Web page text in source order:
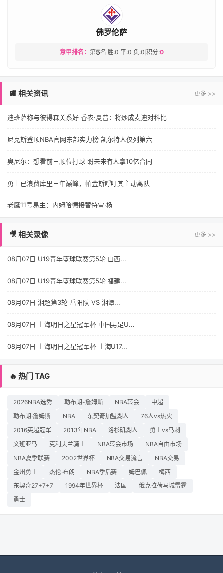
佛罗伦萨
意甲排名： 第5名 胜:0 平:0 负:0 积分:0
📰 相关资讯 更多 >>
迪班萨称与彼得森关系好 香农·夏普：将炒成麦迪对科比
尼克斯登顶NBA官网东部实力榜 凯尔特人仅列第六
奥尼尔：想看前三顺位打球 盼未来有人拿10亿合同
勇士已浪费库里三年巅峰，帕金斯呼吁其主动离队
老鹰11号易主：内姆哈德接替特雷·杨
🎥 相关录像 更多 >>
08月07日 U19青年篮球联赛第5轮 山西...
08月07日 U19青年篮球联赛第5轮 福建...
08月07日 湘超第3轮 岳阳队 VS 湘潭...
08月07日 上海明日之星冠军杯 中国男足U...
08月07日 上海明日之星冠军杯 上海U17...
🔥 热门 TAG
2026NBA选秀 勒布朗-詹姆斯 NBA转会
中超
勒布朗·詹姆斯
NBA 东契奇加盟湖人
76人vs热火
2016英超冠军
2013年NBA 洛杉矶湖人
勇士vs马刺
文班亚马
克利夫兰骑士 NBA转会市场
NBA自由市场
NBA夏季联赛
2002世界杯 NBA交易流言
NBA交易
金州勇士
杰伦·布朗 NBA季后赛 姆巴佩
梅西
东契奇27+7+7
1994年世界杯 法国
俄克拉荷马城雷霆
勇士